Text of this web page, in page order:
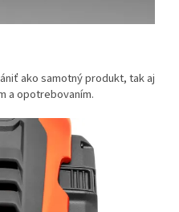
ako samotný produkt, tak aj
a opotrebovaním.